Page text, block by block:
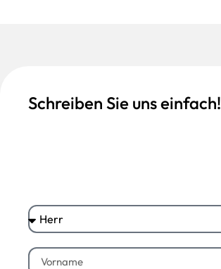
Schreiben Sie uns einfach!